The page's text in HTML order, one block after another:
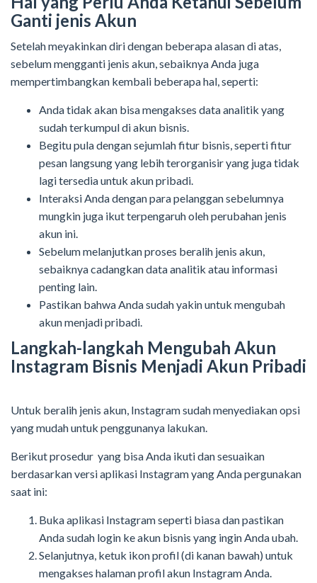
Ganti jenis Akun
Setelah meyakinkan diri dengan beberapa alasan di atas,
sebelum mengganti jenis akun, sebaiknya Anda juga
mempertimbangkan kembali beberapa hal, seperti:
Anda tidak akan bisa mengakses data analitik yang
sudah terkumpul di akun bisnis.
Begitu pula dengan sejumlah fitur bisnis, seperti fitur
pesan langsung yang lebih terorganisir yang juga tidak
lagi tersedia untuk akun pribadi.
Interaksi Anda dengan para pelanggan sebelumnya
mungkin juga ikut terpengaruh oleh perubahan jenis
akun ini.
Sebelum melanjutkan proses beralih jenis akun,
sebaiknya cadangkan data analitik atau informasi
penting lain.
Pastikan bahwa Anda sudah yakin untuk mengubah
akun menjadi pribadi.
Langkah-langkah Mengubah Akun
Instagram Bisnis Menjadi Akun Pribadi
Untuk beralih jenis akun, Instagram sudah menyediakan opsi
yang mudah untuk penggunanya lakukan.
Berikut prosedur yang bisa Anda ikuti dan sesuaikan
berdasarkan versi aplikasi Instagram yang Anda pergunakan
saat ini:
Buka aplikasi Instagram seperti biasa dan pastikan
Anda sudah login ke akun bisnis yang ingin Anda ubah.
Selanjutnya, ketuk ikon profil (di kanan bawah) untuk
mengakses halaman profil akun Instagram Anda.